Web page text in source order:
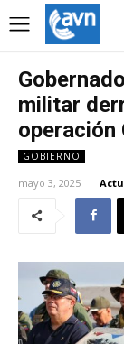
militar
operación
GOBIERNO
mayo 3, 2025